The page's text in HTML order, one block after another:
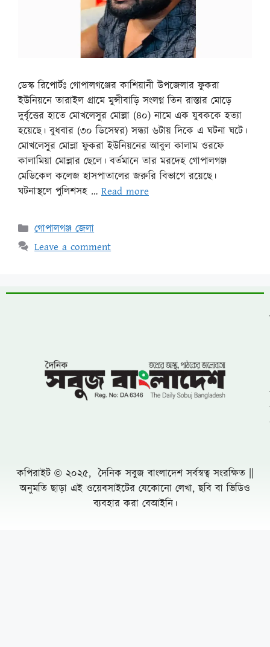
ডেস্ক রিপোর্টঃ গোপালগঞ্জের কাশিয়ানী উপজেলার ফুকরা
ইউনিয়নে তারাইল গ্রামে মুন্সীবাড়ি সংলগ্ন তিন রাস্তার মোড়ে
দুর্বৃত্তের হাতে মোখলেসুর মোল্লা (৪০) নামে এক যুবককে হত্যা
হয়েছে। বুধবার (৩০ ডিসেম্বর) সন্ধ্যা ৬টায় দিকে এ ঘটনা ঘটে।
মোখলেসুর মোল্লা ফুকরা ইউনিয়নের আবুল কালাম ওরফে
কালামিয়া মোল্লার ছেলে। বর্তমানে তার মরদেহ গোপালগঞ্জ
মেডিকেল কলেজ হাসপাতালের জরুরি বিভাগে রয়েছে।
ঘটনাস্থলে পুলিশসহ … Read more
গোপালগঞ্জ জেলা
Leave a comment
কপিরাইট © ২০২৫, দৈনিক সবুজ বাংলাদেশ সর্বস্বত্ব সংরক্ষিত ||
অনুমতি ছাড়া এই ওয়েবসাইটের যেকোনো লেখা, ছবি বা ভিডিও
ব্যবহার করা বেআইনি।